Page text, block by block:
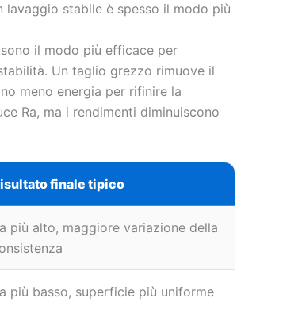
lavaggio stabile è spesso il modo più
il modo più efficace per
Un taglio grezzo rimuove il
meno energia per rifinire la
Ra, ma i rendimenti diminuiscono
finale tipico
più alto, maggiore variazione della
più basso, superficie più uniforme